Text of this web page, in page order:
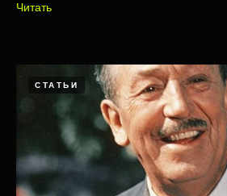
Читать
СТАТЬИ